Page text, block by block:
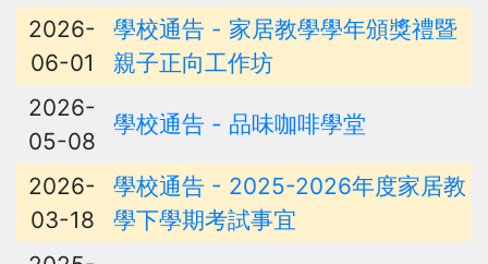
2026-
06-01
學校通告 - 家居教學學年頒獎禮暨
親子正向工作坊
2026-
05-08
學校通告 - 品味咖啡學堂
2026-
03-18
學校通告 - 2025-2026年度家居教
學下學期考試事宜